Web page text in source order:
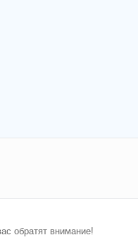
обратят внимание!